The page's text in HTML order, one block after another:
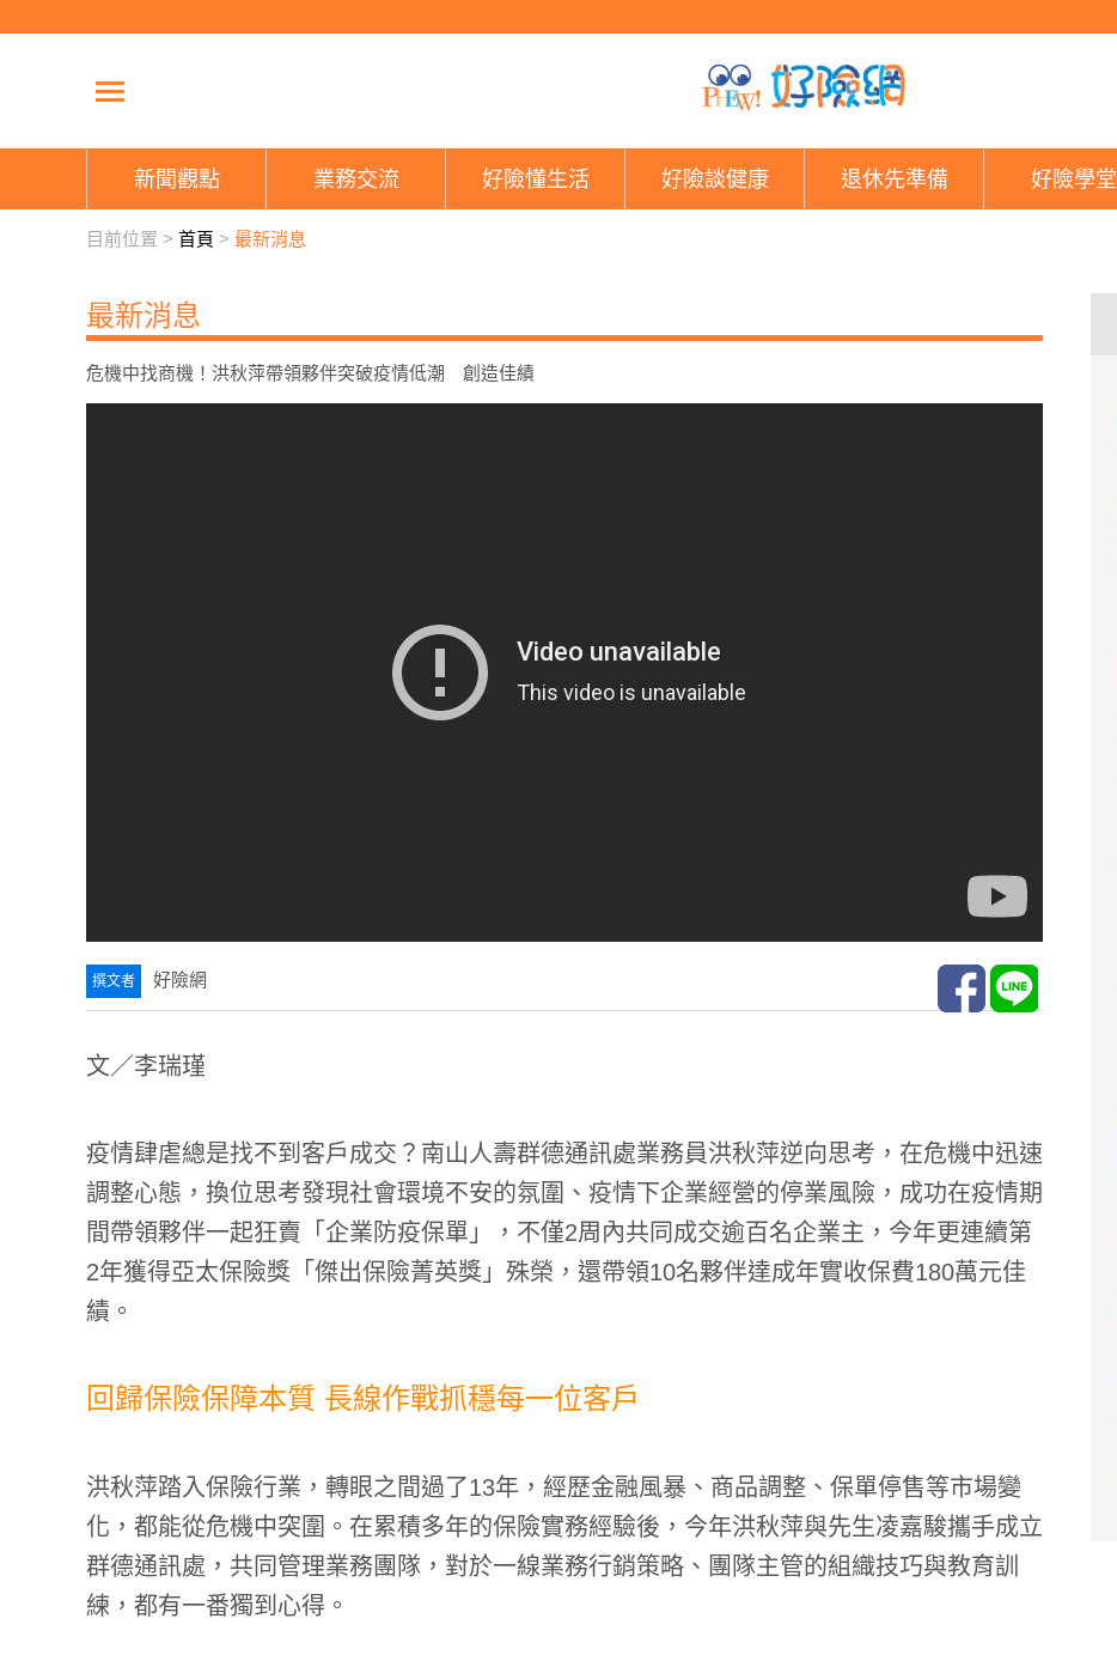
新聞觀點 業務交流 好險懂生活 好險談健康 退休先準備 好險學堂
目前位置 > 首頁 > 最新消息
最新消息
危機中找商機！洪秋萍帶領夥伴突破疫情低潮 創造佳績
好險網
文／李瑞瑾
疫情肆虐總是找不到客戶成交？南山人壽群德通訊處業務員洪秋萍逆向思考，在危機中迅速
調整心態，換位思考發現社會環境不安的氛圍、疫情下企業經營的停業風險，成功在疫情期
間帶領夥伴一起狂賣「企業防疫保單」，不僅2周內共同成交逾百名企業主，今年更連續第
2年獲得亞太保險獎「傑出保險菁英獎」殊榮，還帶領10名夥伴達成年實收保費180萬元佳
績。
回歸保險保障本質 長線作戰抓穩每一位客戶
洪秋萍踏入保險行業，轉眼之間過了13年，經歷金融風暴、商品調整、保單停售等市場變
化，都能從危機中突圍。在累積多年的保險實務經驗後，今年洪秋萍與先生凌嘉駿攜手成立
群德通訊處，共同管理業務團隊，對於一線業務行銷策略、團隊主管的組織技巧與教育訓
練，都有一番獨到心得。